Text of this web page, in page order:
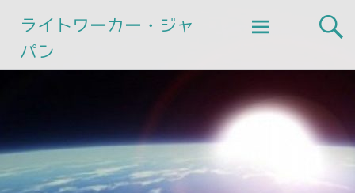
ライトワーカー・ジャ
パン
Skip
to